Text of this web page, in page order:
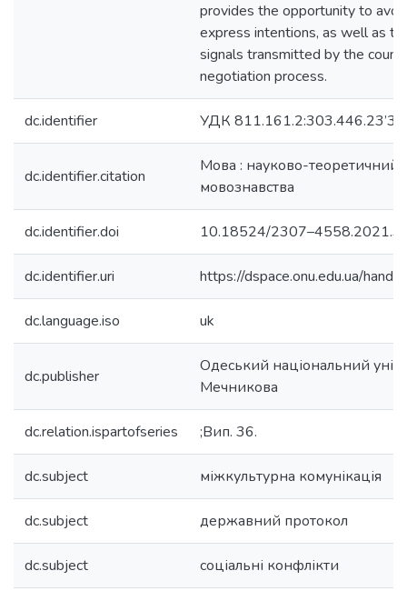
provides the opportunity to
express intentions, as well as
signals transmitted by the
negotiation process.
dc.identifier УДК
dc.identifier.citation
Мова : науково-теоретичний
мовознавства
dc.identifier.doi 10.18524/
dc.identifier.uri https://dspace.onu.edu.ua/
dc.language.iso uk
dc.publisher
Одеський національний
Мечникова
dc.relation.ispartofseries ;Вип. 36.
dc.subject міжкультурна комунікація
dc.subject державний протокол
dc.subject соціальні конфлікти